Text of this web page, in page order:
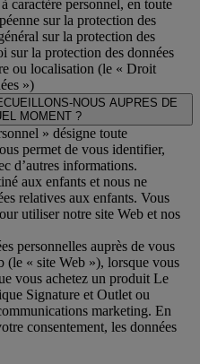
caractère personnel, en toute
sur la protection des
sur la protection des
sur la protection des données
ou localisation (le « Droit
»)
NOUS AUPRES DE
MOMENT ?
» désigne toute
permet de vous identifier,
d’autres informations.
aux enfants et nous ne
relatives aux enfants. Vous
utiliser notre site Web et nos
personnelles auprès de vous
(le « site Web »), lorsque vous
vous achetez un produit Le
Signature et Outlet ou
marketing. En
consentement, les données